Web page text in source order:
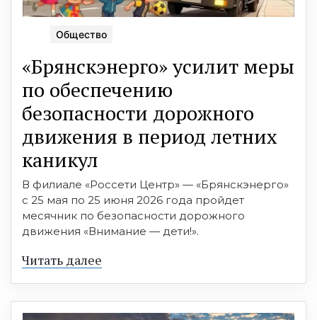
Общество
«Брянскэнерго» усилит меры
по обеспечению
безопасности дорожного
движения в период летних
каникул
В филиале «Россети Центр» — «Брянскэнерго»
с 25 мая по 25 июня 2026 года пройдет
месячник по безопасности дорожного
движения «Внимание — дети!».
Читать далее